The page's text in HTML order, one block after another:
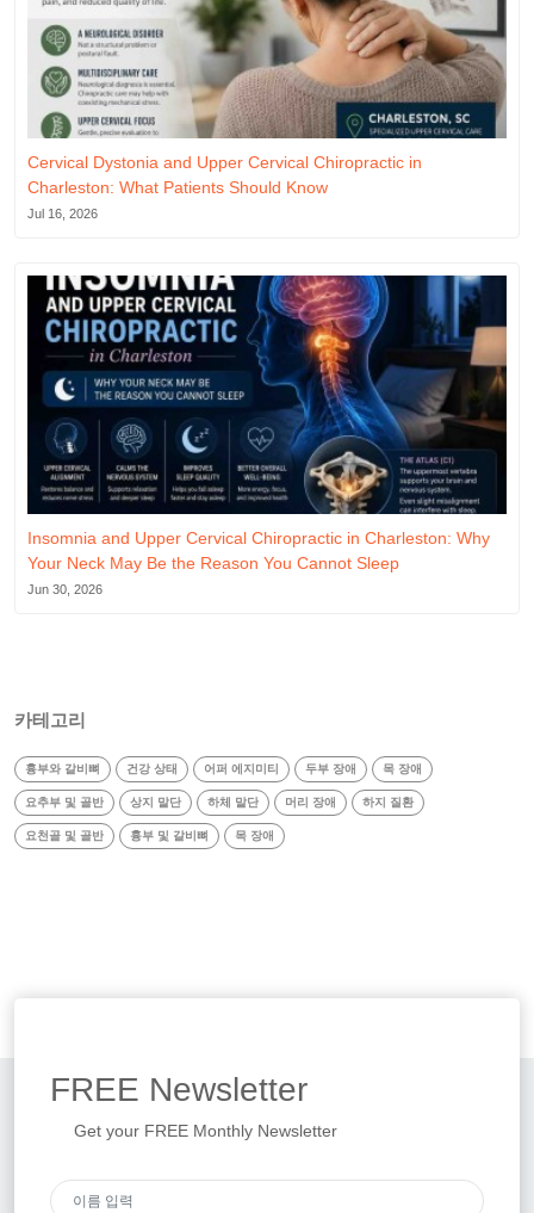
Cervical Dystonia and Upper Cervical Chiropractic in
Charleston: What Patients Should Know
Jul 16, 2026
Insomnia and Upper Cervical Chiropractic in Charleston: Why
Your Neck May Be the Reason You Cannot Sleep
Jun 30, 2026
카테고리
흉부와 갈비뼈 건강 상태 어퍼 에지미티 두부 장애 목 장애
요추부 및 골반 상지 말단 하체 말단 머리 장애 하지 질환
요천골 및 골반 흉부 및 갈비뼈 목 장애
FREE Newsletter
Get your FREE Monthly Newsletter